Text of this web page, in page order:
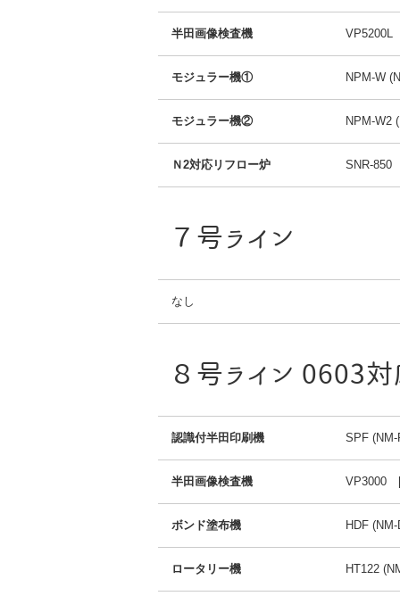
半田画像検査機
モジュラー機① NPM-W
モジュラー機② NPM-W2
Ｎ2対応リフロー炉 SNR-850
７号ライン
なし
８号ライン 0603
認識付半田印刷機 SPF
半田画像検査機 VP3000
ボンド塗布機 HDF
ロータリー機 HT122